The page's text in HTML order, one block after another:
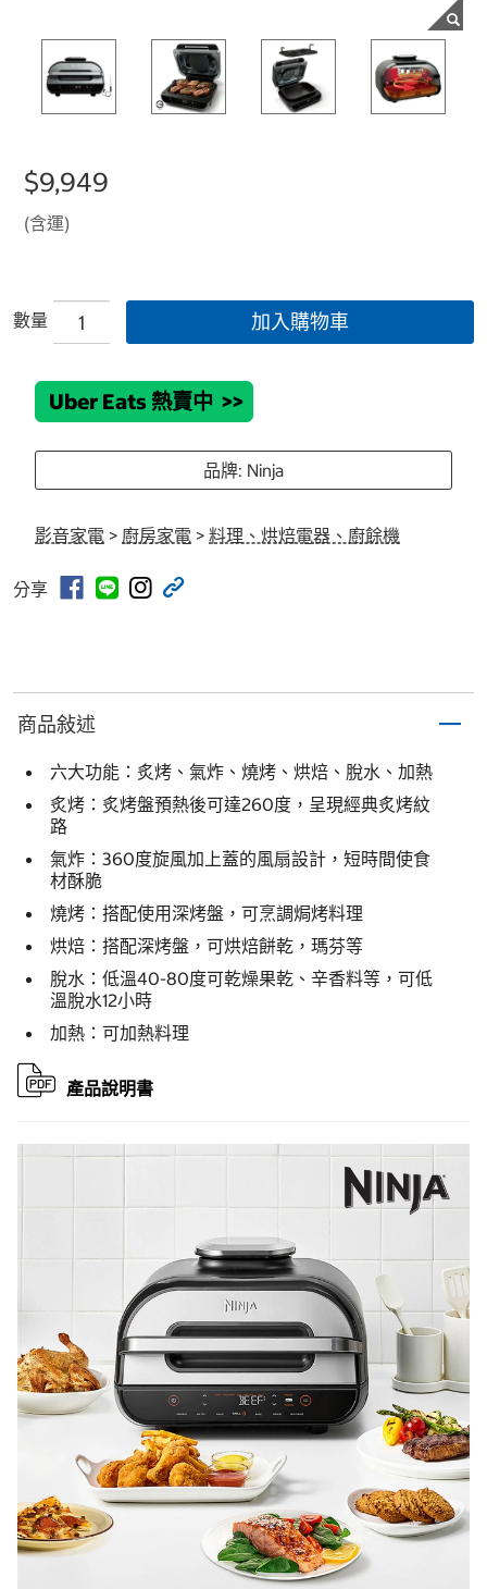
$9,949
(含運)
數量 加入購物車
Uber Eats 熱賣中 >>
品牌: Ninja
影音家電 > 廚房家電 > 料理、烘焙電器、廚餘機
分享
商品敍述
六大功能：炙烤、氣炸、燒烤、烘焙、脫水、加熱
炙烤：炙烤盤預熱後可達260度，呈現經典炙烤紋
路
氣炸：360度旋風加上蓋的風扇設計，短時間使食
材酥脆
燒烤：搭配使用深烤盤，可烹調焗烤料理
烘焙：搭配深烤盤，可烘焙餅乾，瑪芬等
脫水：低溫40-80度可乾燥果乾、辛香料等，可低
溫脫水12小時
加熱：可加熱料理
產品說明書